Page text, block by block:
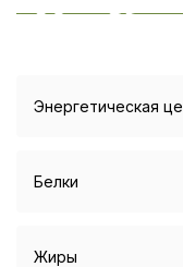
Энергетическая
Белки
Жиры